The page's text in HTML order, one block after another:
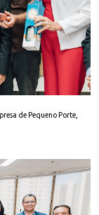
de Pequeno Porte,